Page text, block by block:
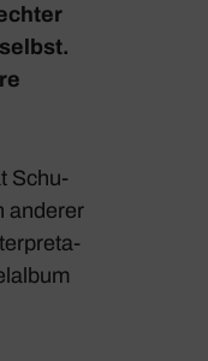
Schu­
anderer